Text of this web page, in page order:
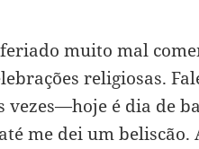
feriado muito mal
religiosas.
é dia de
me dei um beliscão.